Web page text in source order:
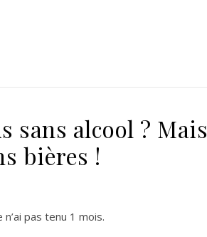
sans alcool ? Mais
bières !
pas tenu 1 mois.